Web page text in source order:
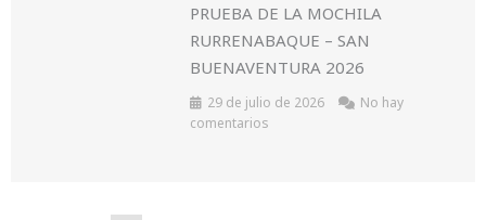
PRUEBA DE LA MOCHILA
RURRENABAQUE – SAN
BUENAVENTURA 2026
29 de julio de 2026
No hay
comentarios